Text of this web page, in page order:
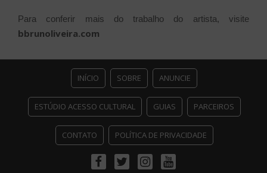
Para conferir mais do trabalho do artista, visite
bbrunoliveira.com
INÍCIO SOBRE ANUNCIE
ESTÚDIO ACESSO CULTURAL GUIAS PARCEIROS
CONTATO POLÍTICA DE PRIVACIDADE
FacebookTwitterInstagramYoutube